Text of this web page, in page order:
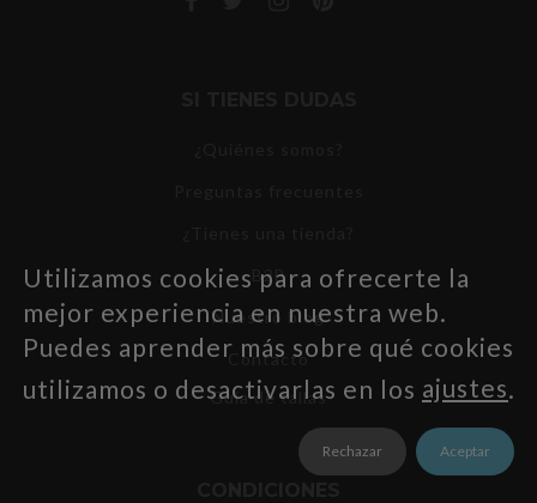
B2B
Nuestro blog
Contacto
Guía de tallas
Utilizamos cookies para ofrecerte la
mejor experiencia en nuestra web.
Puedes aprender más sobre qué cookies
utilizamos o desactivarlas en los ajustes.
Aceptar
Rechazar